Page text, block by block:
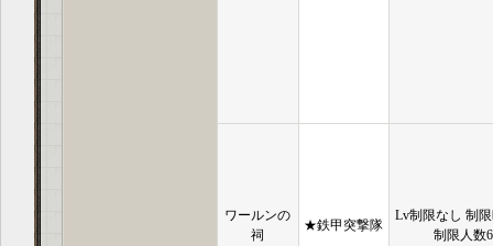
ワールンの
祠
★鉄甲突撃隊
Lv制限なし 制
制限人数